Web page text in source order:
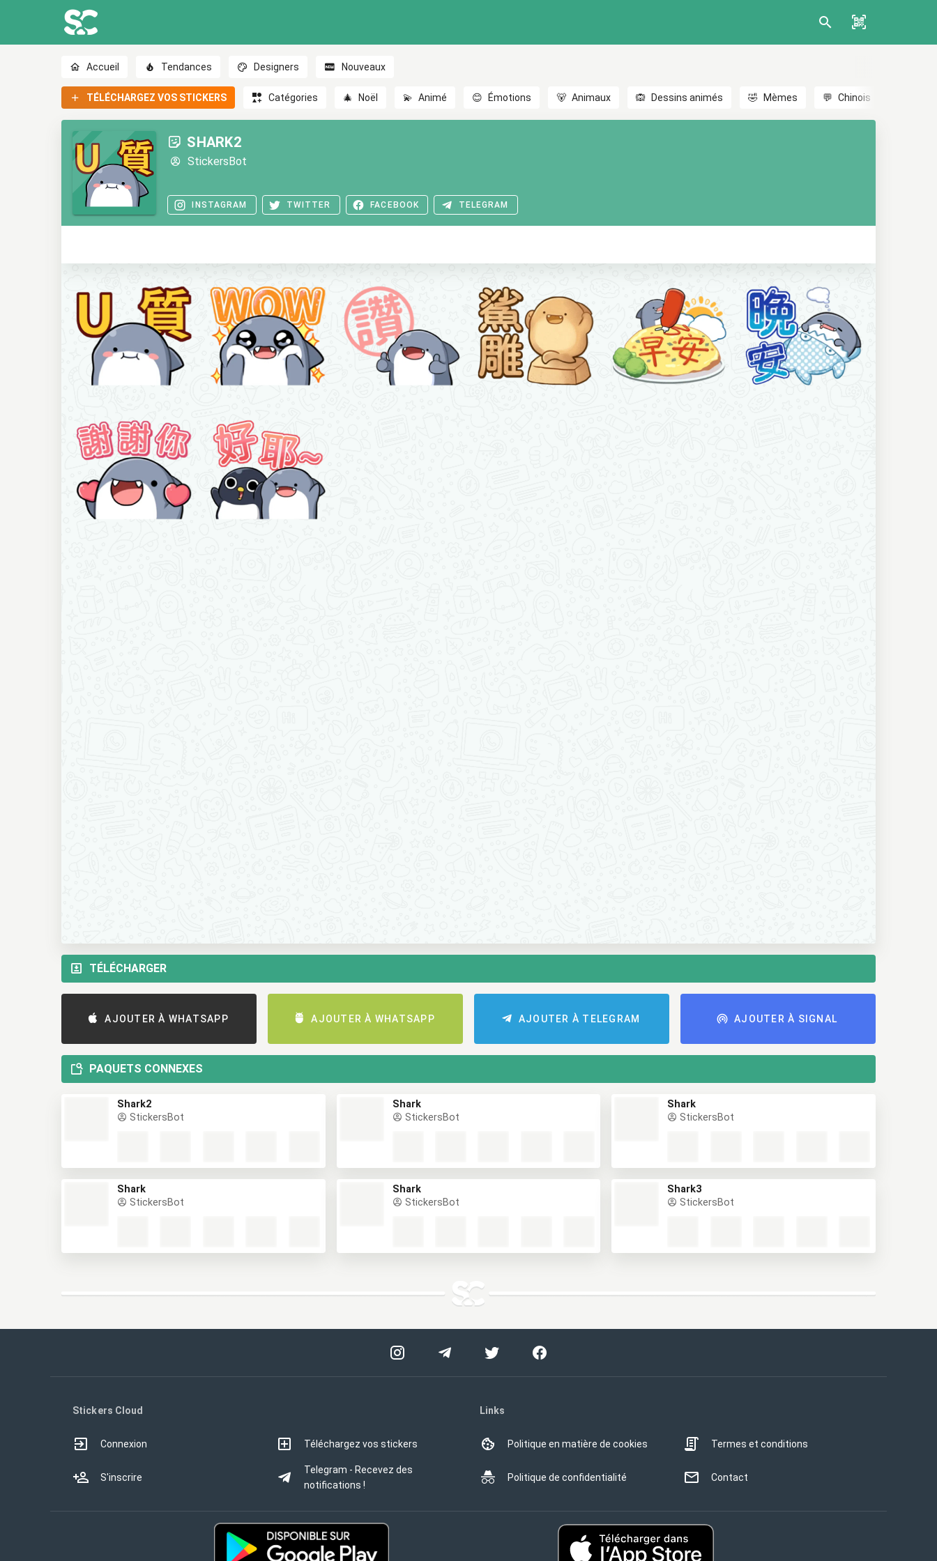
Accueil Tendances Designers Nouveaux
TÉLÉCHARGEZ VOS STICKERS Catégories 🎄 Noël 💫 Animé 😊 Émotions 🐻 Animaux 🙉 Dessins animés 🤣 Mèmes 💬 Chinois
SHARK2
StickersBot
INSTAGRAM TWITTER FACEBOOK TELEGRAM
TÉLÉCHARGER
AJOUTER À WHATSAPP AJOUTER À WHATSAPP AJOUTER À TELEGRAM AJOUTER À SIGNAL
PAQUETS CONNEXES
Shark2
StickersBot
Shark
StickersBot
Shark
StickersBot
Shark
StickersBot
Shark
StickersBot
Shark3
StickersBot
Stickers Cloud
Connexion
S'inscrire
Téléchargez vos stickers
Telegram - Recevez des
notifications !
Links
Politique en matière de cookies
Politique de confidentialité
Termes et conditions
Contact